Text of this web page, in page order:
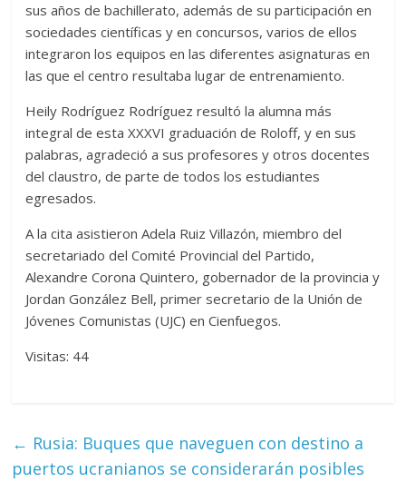
sus años de bachillerato, además de su participación en
sociedades científicas y en concursos, varios de ellos
integraron los equipos en las diferentes asignaturas en
las que el centro resultaba lugar de entrenamiento.
Heily Rodríguez Rodríguez resultó la alumna más
integral de esta XXXVI graduación de Roloff, y en sus
palabras, agradeció a sus profesores y otros docentes
del claustro, de parte de todos los estudiantes
egresados.
A la cita asistieron Adela Ruiz Villazón, miembro del
secretariado del Comité Provincial del Partido,
Alexandre Corona Quintero, gobernador de la provincia y
Jordan González Bell, primer secretario de la Unión de
Jóvenes Comunistas (UJC) en Cienfuegos.
Visitas: 44
← Rusia: Buques que naveguen con destino a
puertos ucranianos se considerarán posibles